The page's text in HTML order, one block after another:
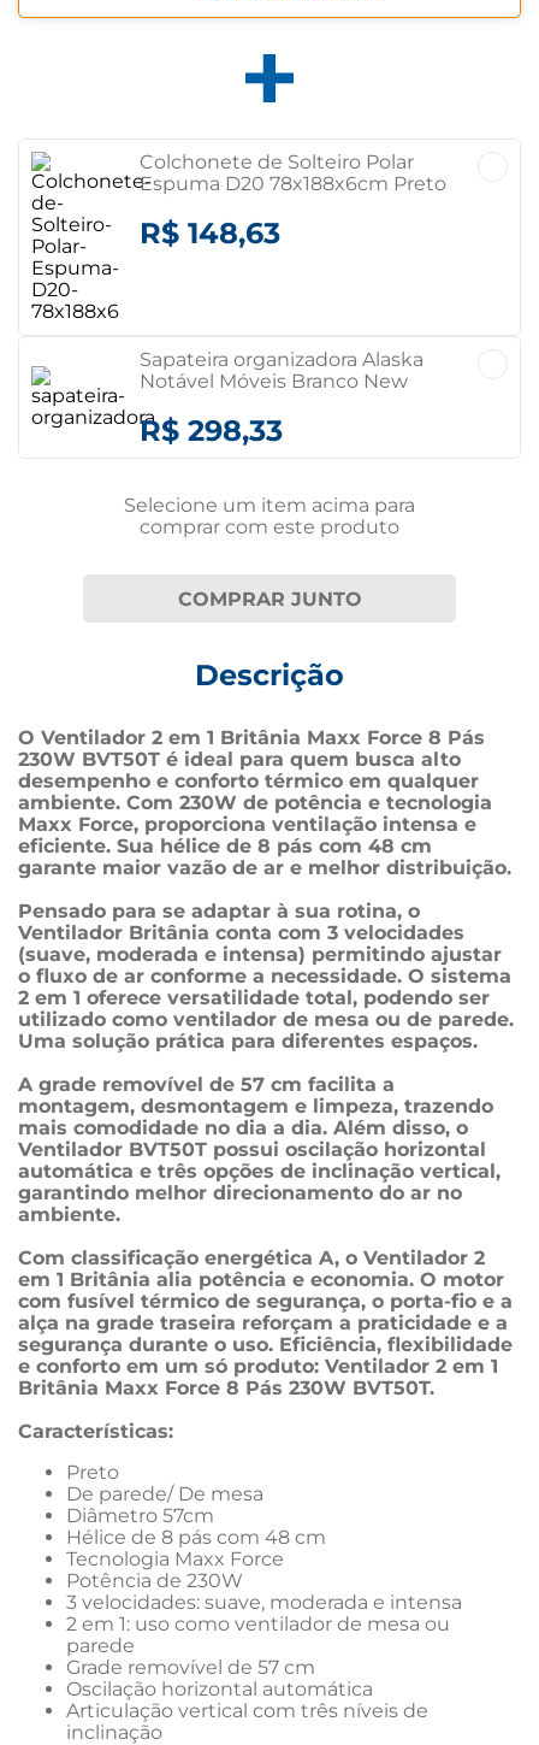
Colchonete de Solteiro Polar
Espuma D20 78x188x6cm Preto
R$ 148,63
Sapateira organizadora Alaska
Notável Móveis Branco New
R$ 298,33
Selecione um item acima para
comprar com este produto
COMPRAR JUNTO
Descrição
O Ventilador 2 em 1 Britânia Maxx Force 8 Pás
230W BVT50T é ideal para quem busca alto
desempenho e conforto térmico em qualquer
ambiente. Com 230W de potência e tecnologia
Maxx Force, proporciona ventilação intensa e
eficiente. Sua hélice de 8 pás com 48 cm
garante maior vazão de ar e melhor distribuição.
Pensado para se adaptar à sua rotina, o
Ventilador Britânia conta com 3 velocidades
(suave, moderada e intensa) permitindo ajustar
o fluxo de ar conforme a necessidade. O sistema
2 em 1 oferece versatilidade total, podendo ser
utilizado como ventilador de mesa ou de parede.
Uma solução prática para diferentes espaços.
A grade removível de 57 cm facilita a
montagem, desmontagem e limpeza, trazendo
mais comodidade no dia a dia. Além disso, o
Ventilador BVT50T possui oscilação horizontal
automática e três opções de inclinação vertical,
garantindo melhor direcionamento do ar no
ambiente.
Com classificação energética A, o Ventilador 2
em 1 Britânia alia potência e economia. O motor
com fusível térmico de segurança, o porta-fio e a
alça na grade traseira reforçam a praticidade e a
segurança durante o uso. Eficiência, flexibilidade
e conforto em um só produto: Ventilador 2 em 1
Britânia Maxx Force 8 Pás 230W BVT50T.
Características:
Preto
De parede/ De mesa
Diâmetro 57cm
Hélice de 8 pás com 48 cm
Tecnologia Maxx Force
Potência de 230W
3 velocidades: suave, moderada e intensa
2 em 1: uso como ventilador de mesa ou
parede
Grade removível de 57 cm
Oscilação horizontal automática
Articulação vertical com três níveis de
inclinação